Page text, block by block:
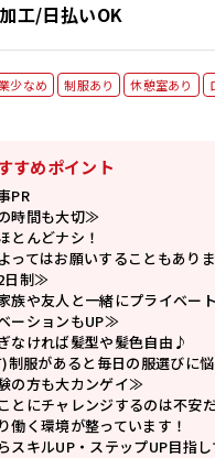
工/日払いOK
少なめ 制服あり 休憩室あり
すめポイント
PR
時間も大切≫
とんどナシ！
ってはお願いすることもあり
日制≫
族や友人と一緒にプライベー
ーションもUP≫
なければ髪型や髪色自由♪
制服があると毎日の服選びに
の方も大カンゲイ≫
とにチャレンジするのは不安だ
働く環境が整っています！
スキルUP・ステップUP目指